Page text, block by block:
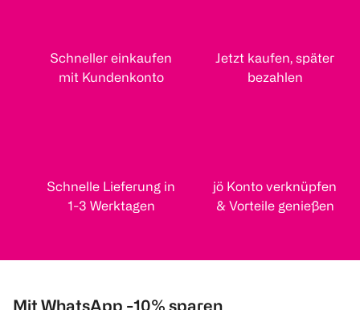
Schneller einkaufen
mit Kundenkonto
Jetzt kaufen, später
bezahlen
Schnelle Lieferung in
1-3 Werktagen
jö Konto verknüpfen
& Vorteile genießen
Mit WhatsApp -10% sparen